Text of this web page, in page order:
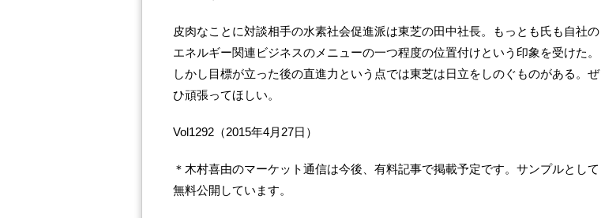
皮肉なことに対談相手の水素社会促進派は東芝の田中社長。もっとも氏も自社の
エネルギー関連ビジネスのメニューの一つ程度の位置付けという印象を受けた。
しかし目標が立った後の直進力という点では東芝は日立をしのぐものがある。ぜ
ひ頑張ってほしい。
Vol1292（2015年4月27日）
＊木村喜由のマーケット通信は今後、有料記事で掲載予定です。サンプルとして
無料公開しています。